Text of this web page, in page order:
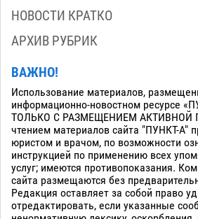
НОВОСТИ КРАТКО
АРХИВ РУБРИК
ВАЖНО!
Использование материалов,
информационно-новостном ресурсе
ТОЛЬКО С РАЗМЕЩЕНИЕМ АКТИВНОЙ
чтением материалов сайта "ПУНКТ-А"
юристом и врачом, по возможности
инструкцией по применению всех
услуг; имеются противопоказания.
сайта размещаются без
Редакция оставляет за собой право
отредактировать, если указанные